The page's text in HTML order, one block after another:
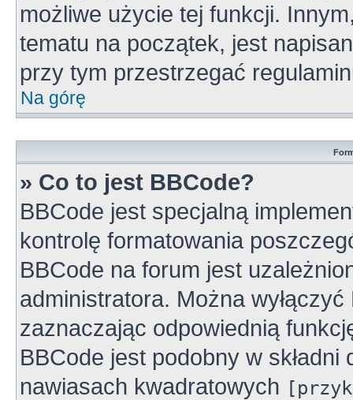
możliwe użycie tej funkcji.
tematu na początek, jest
przy tym przestrzegać
Na górę
» Co to jest BBCode?
BBCode jest specjalną
kontrolę formatowania
BBCode na forum jest
administratora. Można
zaznaczając odpowiednią
BBCode jest podobny w
nawiasach kwadratowych